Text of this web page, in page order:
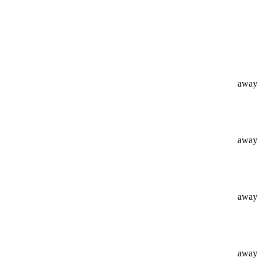
away
away
away
away